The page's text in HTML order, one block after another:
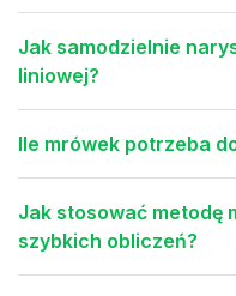
Jak samodzielnie
liniowej?
Ile mrówek potrzeba
Jak stosować metodę
szybkich obliczeń?